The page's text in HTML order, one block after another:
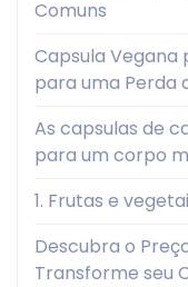
Comuns
Capsula Vegana
para uma Perda
As capsulas de
para um corpo
1. Frutas e
Descubra o
Transforme seu